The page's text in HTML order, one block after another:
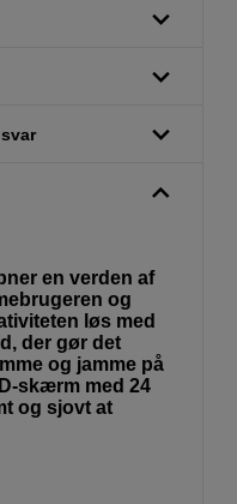
en verden af
og
løs med
der gør det
og jamme på
skærm med 24
og sjovt at